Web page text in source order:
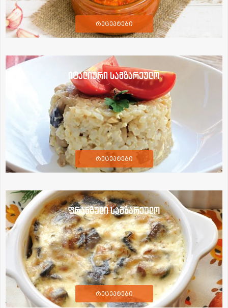
რეცეპტები
იტალიური სამზარეულო
რეცეპტები
ფრანგული სამზარეულო
რეცეპტები